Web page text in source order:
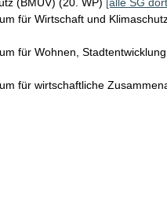
für Wirtschaft und
für Wohnen,
für wirtschaftliche